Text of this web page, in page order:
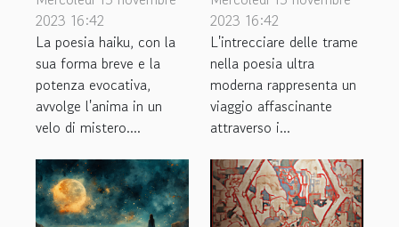
haiku
2023 16:42
La poesia haiku, con la
sua forma breve e la
potenza evocativa,
avvolge l'anima in un
velo di mistero....
moderna
2023 16:42
L'intrecciare delle trame
nella poesia ultra
moderna rappresenta un
viaggio affascinante
attraverso i...